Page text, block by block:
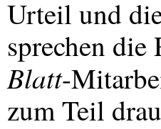
Urteil und
sprechen
Blatt-
zum Teil